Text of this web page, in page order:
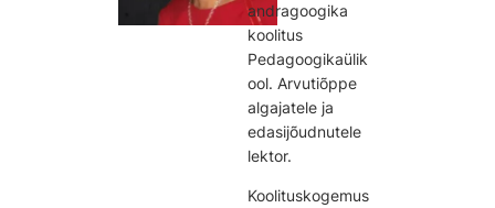
andragoogika
koolitus
Pedagoogikaülik
ool. Arvutiõppe
algajatele ja
edasijõudnutele
lektor.
Koolituskogemus